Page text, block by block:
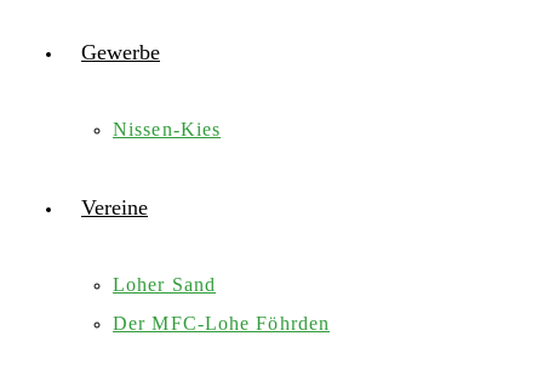
Gewerbe
Nissen-Kies
Vereine
Loher Sand
Der MFC-Lohe Föhrden